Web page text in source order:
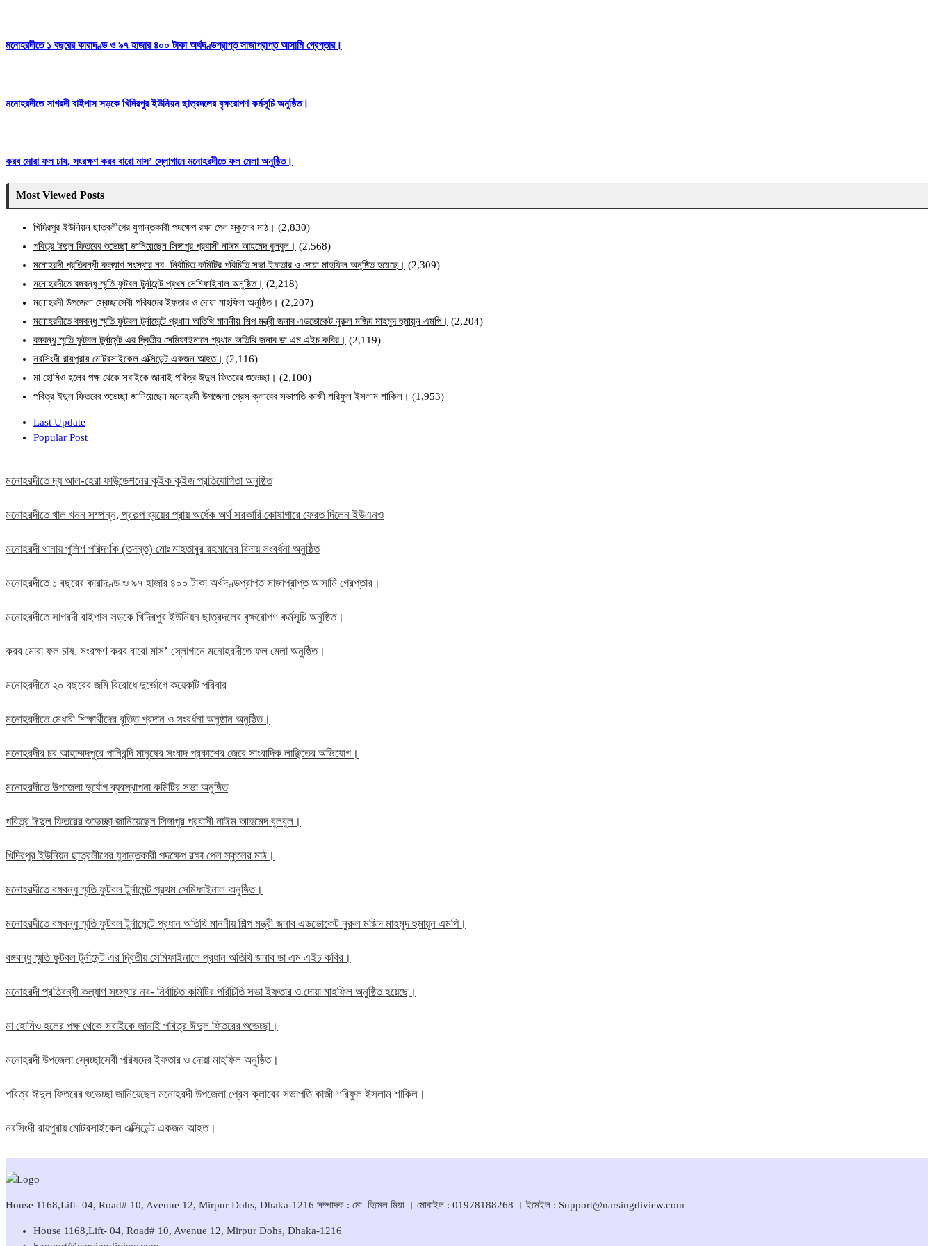
মনোহরদীতে ১ বছরের কারাদণ্ড ও ৯৭ হাজার ৪০০ টাকা অর্থদণ্ডপ্রাপ্ত সাজাপ্রাপ্ত আসামি গ্রেপ্তার।
মনোহরদীতে সাগরদী বাইপাস সড়কে খিদিরপুর ইউনিয়ন ছাত্রদলের বৃক্ষরোপণ কর্মসূচি অনুষ্ঠিত।
করব মোরা ফল চাষ, সংরক্ষণ করব বারো মাস’ স্লোগানে মনোহরদীতে ফল মেলা অনুষ্ঠিত।
Most Viewed Posts
খিদিরপুর ইউনিয়ন ছাত্রলীগের যুগান্তকারী পদক্ষেপ রক্ষা পেল স্কুলের মাঠ। (2,830)
পবিত্র ঈদুল ফিতরের শুভেচ্ছা জানিয়েছেন সিঙ্গাপুর প্রবাসী নাঈম আহমেদ বুলবুল। (2,568)
মনোহরদী প্রতিবন্ধী কল্যাণ সংস্থার নব- নির্বাচিত কমিটির পরিচিতি সভা ইফতার ও দোয়া মাহফিল অনুষ্ঠিত হয়েছে। (2,309)
মনোহরদীতে বঙ্গবন্ধু স্মৃতি ফুটবল টুর্নামেন্ট প্রথম সেমিফাইনাল অনুষ্ঠিত। (2,218)
মনোহরদী উপজেলা স্বেচ্ছাসেবী পরিষদের ইফতার ও দোয়া মাহফিল অনুষ্ঠিত। (2,207)
মনোহরদীতে বঙ্গবন্ধু স্মৃতি ফুটবল টুর্নামেন্টে প্রধান অতিথি মাননীয় শিল্প মন্ত্রী জনাব এডভোকেট নুরুল মজিদ মাহমুদ হুমায়ূন এমপি। (2,204)
বঙ্গবন্ধু স্মৃতি ফুটবল টুর্নামেন্ট এর দ্বিতীয় সেমিফাইনালে প্রধান অতিথি জনাব ডা এম এইচ কবির। (2,119)
নরসিংদী রায়পুরায় মোটরসাইকেল এক্সিডেন্ট একজন আহত। (2,116)
মা হোমিও হলের পক্ষ থেকে সবাইকে জানাই পবিত্র ঈদুল ফিতরের শুভেচ্ছা। (2,100)
পবিত্র ঈদুল ফিতরের শুভেচ্ছা জানিয়েছেন মনোহরদী উপজেলা প্রেস ক্লাবের সভাপতি কাজী শরিফুল ইসলাম শাকিল। (1,953)
Last Update
Popular Post
মনোহরদীতে দ্য আল-হেরা ফাউন্ডেশনের কুইক কুইজ প্রতিযোগিতা অনুষ্ঠিত
মনোহরদীতে খাল খনন সম্পন্ন, প্রকল্প ব্যয়ের প্রায় অর্ধেক অর্থ সরকারি কোষাগারে ফেরত দিলেন ইউএনও
মনোহরদী থানায় পুলিশ পরিদর্শক (তদন্ত) মোঃ মাহতাবুর রহমানের বিদায় সংবর্ধনা অনুষ্ঠিত
মনোহরদীতে ১ বছরের কারাদণ্ড ও ৯৭ হাজার ৪০০ টাকা অর্থদণ্ডপ্রাপ্ত সাজাপ্রাপ্ত আসামি গ্রেপ্তার।
মনোহরদীতে সাগরদী বাইপাস সড়কে খিদিরপুর ইউনিয়ন ছাত্রদলের বৃক্ষরোপণ কর্মসূচি অনুষ্ঠিত।
করব মোরা ফল চাষ, সংরক্ষণ করব বারো মাস’ স্লোগানে মনোহরদীতে ফল মেলা অনুষ্ঠিত।
মনোহরদীতে ২০ বছরের জমি বিরোধে দুর্ভোগে কয়েকটি পরিবার
মনোহরদীতে মেধাবী শিক্ষার্থীদের বৃত্তি প্রদান ও সংবর্ধনা অনুষ্ঠান অনুষ্ঠিত।
মনোহরদীর চর আহাম্মদপুরে পানিবন্দি মানুষের সংবাদ প্রকাশের জেরে সাংবাদিক লাঞ্ছিতের অভিযোগ।
মনোহরদীতে উপজেলা দুর্যোগ ব্যবস্থাপনা কমিটির সভা অনুষ্ঠিত
পবিত্র ঈদুল ফিতরের শুভেচ্ছা জানিয়েছেন সিঙ্গাপুর প্রবাসী নাঈম আহমেদ বুলবুল।
খিদিরপুর ইউনিয়ন ছাত্রলীগের যুগান্তকারী পদক্ষেপ রক্ষা পেল স্কুলের মাঠ।
মনোহরদীতে বঙ্গবন্ধু স্মৃতি ফুটবল টুর্নামেন্ট প্রথম সেমিফাইনাল অনুষ্ঠিত।
মনোহরদীতে বঙ্গবন্ধু স্মৃতি ফুটবল টুর্নামেন্টে প্রধান অতিথি মাননীয় শিল্প মন্ত্রী জনাব এডভোকেট নুরুল মজিদ মাহমুদ হুমায়ূন এমপি।
বঙ্গবন্ধু স্মৃতি ফুটবল টুর্নামেন্ট এর দ্বিতীয় সেমিফাইনালে প্রধান অতিথি জনাব ডা এম এইচ কবির।
মনোহরদী প্রতিবন্ধী কল্যাণ সংস্থার নব- নির্বাচিত কমিটির পরিচিতি সভা ইফতার ও দোয়া মাহফিল অনুষ্ঠিত হয়েছে।
মা হোমিও হলের পক্ষ থেকে সবাইকে জানাই পবিত্র ঈদুল ফিতরের শুভেচ্ছা।
মনোহরদী উপজেলা স্বেচ্ছাসেবী পরিষদের ইফতার ও দোয়া মাহফিল অনুষ্ঠিত।
পবিত্র ঈদুল ফিতরের শুভেচ্ছা জানিয়েছেন মনোহরদী উপজেলা প্রেস ক্লাবের সভাপতি কাজী শরিফুল ইসলাম শাকিল।
নরসিংদী রায়পুরায় মোটরসাইকেল এক্সিডেন্ট একজন আহত।
House 1168,Lift- 04, Road# 10, Avenue 12, Mirpur Dohs, Dhaka-1216 সম্পাদক : মো হিমেল মিয়া । মোবাইল : 01978188268 । ইমেইল : Support@narsingdiview.com
House 1168,Lift- 04, Road# 10, Avenue 12, Mirpur Dohs, Dhaka-1216